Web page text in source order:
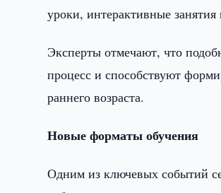
уроки, интерактивные
Эксперты отмечают, что
процесс и способствуют
раннего возраста.
Новые форматы обучения
Одним из ключевых событий